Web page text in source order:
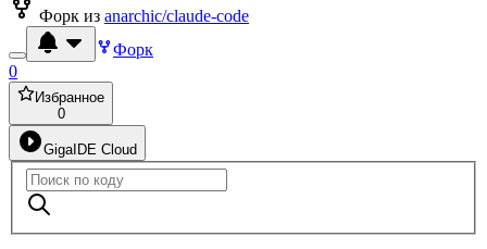
Форк из anarchic/claude-code
Форк
0
Избранное
0
GigaIDE Cloud